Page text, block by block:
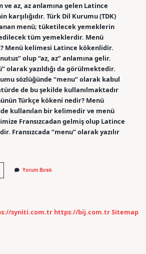
ve az, az anlamına gelen Latince
karşılığıdır. Türk Dil Kurumu (TDK)
menü; tüketilecek yemeklerin
tüm yemeklerdir. Menü
Menü kelimesi Latince kökenlidir.
olup “az, az” anlamına gelir.
olarak yazıldığı da görülmektedir.
sözlüğünde “menu” olarak kabul
de bu şekilde kullanılmaktadır
Türkçe kökeni nedir? Menü
kullanılan bir kelimedir ve menü
Fransızcadan gelmiş olup Latince
Fransızcada “menu” olarak yazılır
Yorum Bırak
syniti.com.tr https://bij.com.trSitemap